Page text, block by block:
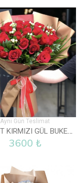
Aynı Gün Teslimat
30 ADET KIRMIZI GÜL BUKETI
3600 ₺